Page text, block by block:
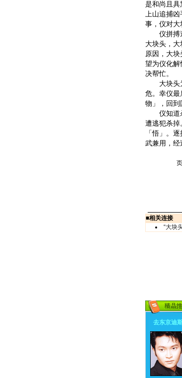
是和尚且具
上山追捕凶
事，仪对大
仪拼搏追
大块头，
原因，大
望为仪化解
决帮忙。
大块头为
危。幸仪最
物」，回到
仪知道杀
遭逃犯杀掉
「悟」。
武兼用，经
■相关连接
“大块
去东京迪